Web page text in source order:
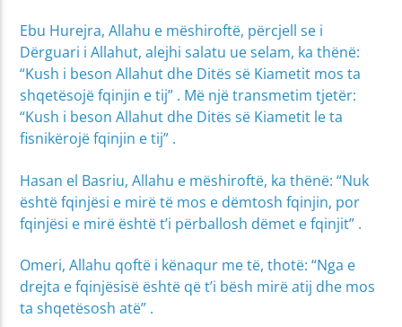
Ebu Hurejra, Allahu e mëshiroftë, përcjell se i
Dërguari i Allahut, alejhi salatu ue selam, ka thënë:
“Kush i beson Allahut dhe Ditës së Kiametit mos ta
shqetësojë fqinjin e tij” . Më një transmetim tjetër:
“Kush i beson Allahut dhe Ditës së Kiametit le ta
fisnikërojë fqinjin e tij” .
Hasan el Basriu, Allahu e mëshiroftë, ka thënë: “Nuk
është fqinjësi e mirë të mos e dëmtosh fqinjin, por
fqinjësi e mirë është t’i përballosh dëmet e fqinjit” .
Omeri, Allahu qoftë i kënaqur me të, thotë: “Nga e
drejta e fqinjësisë është që t’i bësh mirë atij dhe mos
ta shqetësosh atë” .